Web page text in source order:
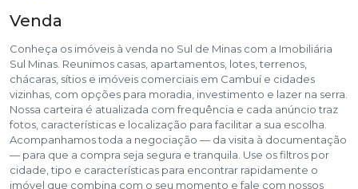
Venda
Conheça os imóveis à venda no Sul de Minas com a Imobiliária
Sul Minas. Reunimos casas, apartamentos, lotes, terrenos,
chácaras, sítios e imóveis comerciais em Cambuí e cidades
vizinhas, com opções para moradia, investimento e lazer na serra.
Nossa carteira é atualizada com frequência e cada anúncio traz
fotos, características e localização para facilitar a sua escolha.
Acompanhamos toda a negociação — da visita à documentação
— para que a compra seja segura e tranquila. Use os filtros por
cidade, tipo e características para encontrar rapidamente o
imóvel que combina com o seu momento e fale com nossos